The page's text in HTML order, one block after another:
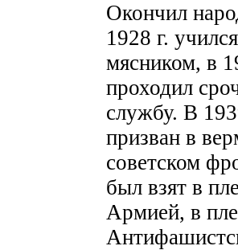
Окончил
1928 г.
мясником, в
проходил
службу. В
призван в
советском
был взят в
Армией, в